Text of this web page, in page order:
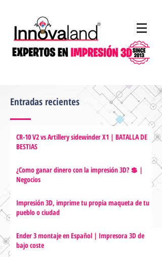
Entradas recientes
CR-10 V2 vs Artillery sidewinder X1 | BATALLA DE
BESTIAS
¿Como ganar dinero con la impresión 3D? 💲 |
Negocios
Impresión 3D, imprime tu propia maqueta de tu
pueblo o ciudad
Ender 3 montaje en Español | Impresora 3D de
bajo coste